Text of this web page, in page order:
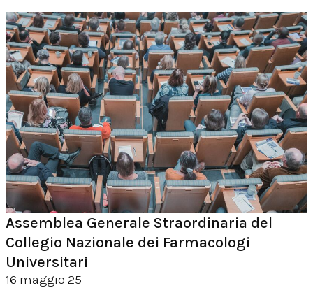
Assemblea Generale Straordinaria del
Collegio Nazionale dei Farmacologi
Universitari
16 maggio 25